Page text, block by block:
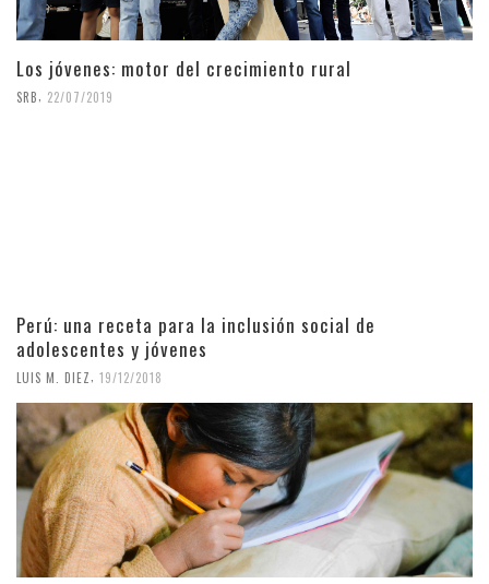
Los jóvenes: motor del crecimiento rural
SRB, 22/07/2019
Perú: una receta para la inclusión social de
adolescentes y jóvenes
LUIS M. DIEZ 19/12/2018